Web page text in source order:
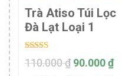
Trà Atiso Túi Lọc
Đà Lạt Loại 1
Rated
5.00
110.000₫ 90.000₫